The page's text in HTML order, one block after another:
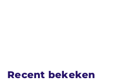
Recent bekeken